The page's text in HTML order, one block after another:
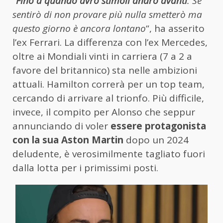
sentirò di non provare più nulla smetterò ma
questo giorno è ancora lontano“, ha asserito
l’ex Ferrari. La differenza con l’ex Mercedes,
oltre ai Mondiali vinti in carriera (7 a 2 a
favore del britannico) sta nelle ambizioni
attuali. Hamilton correrà per un top team,
cercando di arrivare al trionfo. Più difficile,
invece, il compito per Alonso che seppur
annunciando di voler essere protagonista
con la sua Aston Martin dopo un 2024
deludente, è verosimilmente tagliato fuori
dalla lotta per i primissimi posti.